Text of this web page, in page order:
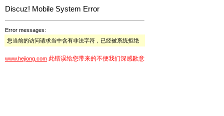
Discuz! Mobile System Error
Error messages:
您当前的访问请求当中含有非法字符，已经被系统拒绝
www.hejiong.com 此错误给您带来的不便我们深感歉意